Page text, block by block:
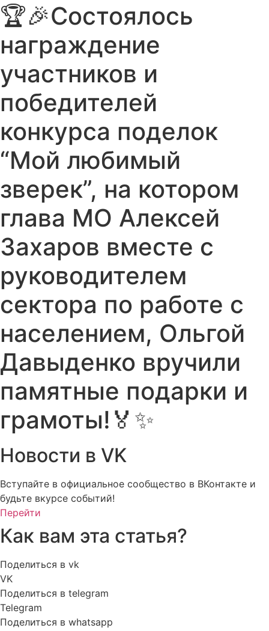
🏆🎉Состоялось
награждение
участников и
победителей
конкурса поделок
“Мой любимый
зверек”, на котором
глава МО Алексей
Захаров вместе с
руководителем
сектора по работе с
населением, Ольгой
Давыденко вручили
памятные подарки и
грамоты!🏅✨
Новости в VK
Вступайте в официальное сообщество в ВКонтакте и
будьте вкурсе событий!
Перейти
Как вам эта статья?
Поделиться в vk
VK
Поделиться в telegram
Telegram
Поделиться в whatsapp